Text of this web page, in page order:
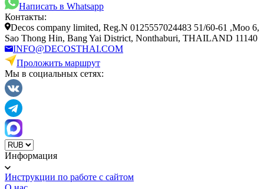
Написать в Whatsapp
Контакты:
Decos company limited, Reg.N 0125557024483 51/60-61 ,Moo 6,
Sao Thong Hin, Bang Yai District, Nonthaburi, THAILAND 11140
INFO@DECOSTHAI.COM
Проложить маршрут
Мы в социальных сетях:
Информация
Инструкции по работе с сайтом